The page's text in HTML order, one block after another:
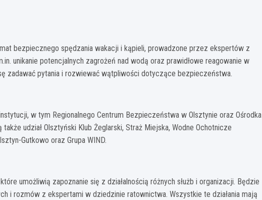
bezpiecznego spędzania wakacji i kąpieli, prowadzone przez ekspertów z
unikanie potencjalnych zagrożeń nad wodą oraz prawidłowe reagowanie w
zadawać pytania i rozwiewać wątpliwości dotyczące bezpieczeństwa.
w tym Regionalnego Centrum Bezpieczeństwa w Olsztynie oraz Ośrodka
udział Olsztyński Klub Żeglarski, Straż Miejska, Wodne Ochotnicze
Gutkowo oraz Grupa WIND.
umożliwią zapoznanie się z działalnością różnych służb i organizacji. Będzie
i rozmów z ekspertami w dziedzinie ratownictwa. Wszystkie te działania mają